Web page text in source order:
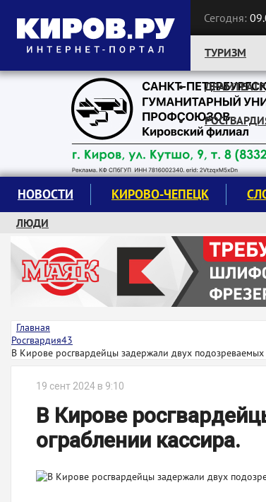
Сегодня:
Следите за новостями:
ТУРИЗМ
ДРАМТЕАТР
НОВОСТИ КИРОВО-ЧЕПЕЦК
ЛЮДИ
КРУЖКИ И СЕКЦИИ
ЗАВОДУ "МАЯК" 85 ЛЕТ
ЭКОЛОГИЯ
Главная
Росгвардия43
В Кирове росгвардейцы задержали двух подозреваемых
19 сент 2024 в 9:10
В Кирове
ограблении кассира.